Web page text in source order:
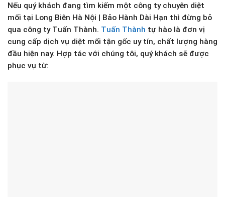
Nếu quý khách đang tìm kiếm một công ty chuyên diệt
mối tại Long Biên Hà Nội | Bảo Hành Dài Hạn thì đừng bỏ
qua công ty Tuấn Thành. Tuấn Thành tự hào là đơn vị
cung cấp dịch vụ diệt mối tận gốc uy tín, chất lượng hàng
đầu hiện nay. Hợp tác với chúng tôi, quý khách sẽ được
phục vụ từ: